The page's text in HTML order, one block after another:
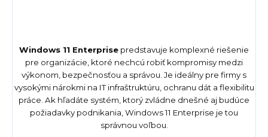
Windows 11 Enterprise predstavuje komplexné riešenie
pre organizácie, ktoré nechcú robiť kompromisy medzi
výkonom, bezpečnosťou a správou. Je ideálny pre firmy s
vysokými nárokmi na IT infraštruktúru, ochranu dát a flexibilitu
práce. Ak hľadáte systém, ktorý zvládne dnešné aj budúce
požiadavky podnikania, Windows 11 Enterprise je tou
správnou voľbou.